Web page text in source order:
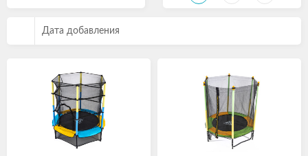
Дата добавления